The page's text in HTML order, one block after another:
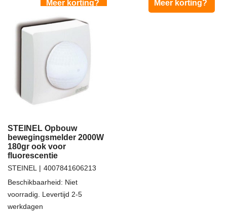
Meer korting? Meer korting?
STEINEL Opbouw
bewegingsmelder 2000W
180gr ook voor
fluorescentie
STEINEL
4007841606213
Beschikbaarheid: Niet
voorradig. Levertijd 2-5
werkdagen